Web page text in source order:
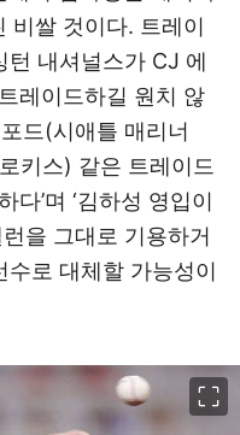
비쌀 것이다. 트레이
턴 내셔널스가 CJ 에
레이드하길 원치 않
드(시애틀 매리너
키스) 같은 트레이드
’며 ‘김하성 영입이
을 그대로 기용하거
로 대체할 가능성이